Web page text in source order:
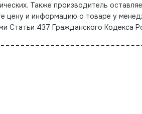
Также производитель
цену и информацию о товаре у
Статьи 437 Гражданского Кодекса